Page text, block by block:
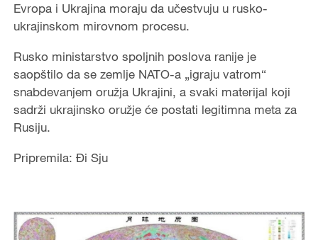
Evropa i Ukrajina moraju da učestvuju u rusko-
ukrajinskom mirovnom procesu.
Rusko ministarstvo spoljnih poslova ranije je
saopštilo da se zemlje NATO-a „igraju vatrom“
snabdevanjem oružja Ukrajini, a svaki materijal koji
sadrži ukrajinsko oružje će postati legitimna meta za
Rusiju.
Pripremila: Đi Sju